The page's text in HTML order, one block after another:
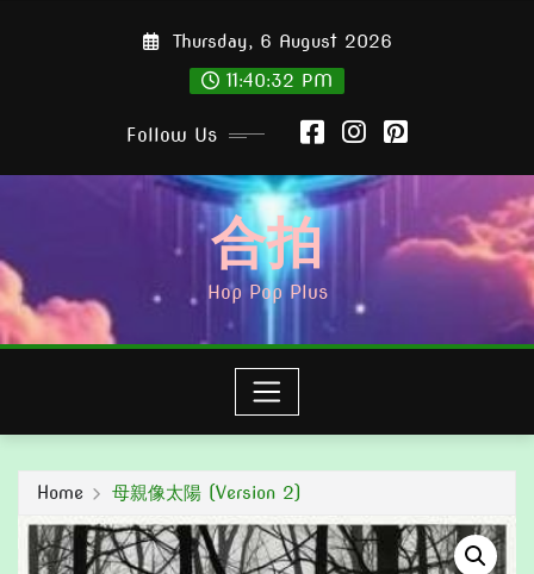
Thursday, 6 August 2026
11:40:33 PM
Follow Us
合拍
Hop Pop Plus
Home 母親像太陽 (Version 2)